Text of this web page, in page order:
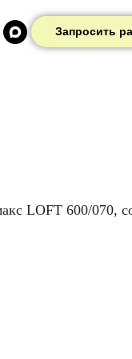
Запросить
LOFT 600/070,